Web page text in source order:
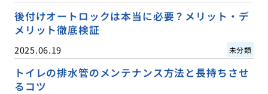
後付けオートロックは本当に必要？メリット・デ
メリット徹底検証
2025.06.19 未分類
トイレの排水管のメンテナンス方法と長持ちさせ
るコツ